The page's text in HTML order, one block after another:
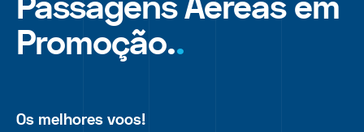
Promoção..
Os melhores voos!